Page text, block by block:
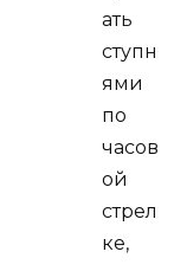
ать
ступн
ями
по
часов
ой
стрел
ке,